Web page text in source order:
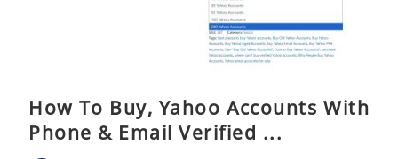
How To Buy, Yahoo Accounts With
Phone & Email Verified ...